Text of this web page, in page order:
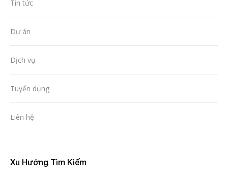
Tin tức
Dự án
Dịch vụ
Tuyển dụng
Liên hệ
Xu Hướng Tìm Kiếm